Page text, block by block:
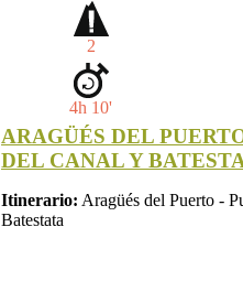
2
4h 10'
ARAGÜÉS DEL
DEL CANAL Y
Itinerario: Aragüés del Puerto -
Batestata